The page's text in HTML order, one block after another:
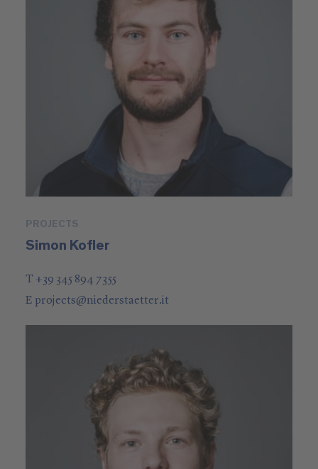
PROJECTS
Simon Kofler
T +39 345 894 7355
E projects@niederstaetter.it